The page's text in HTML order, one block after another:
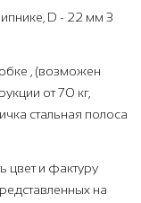
D - 22 мм 3
, (возможен
от 70 кг,
стальная полоса
цвет и фактуру
на